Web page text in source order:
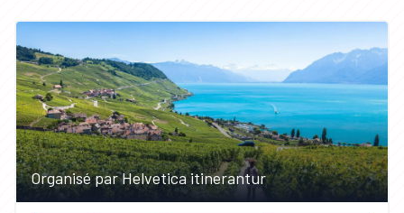
Organisé par Helvetica itinerantur